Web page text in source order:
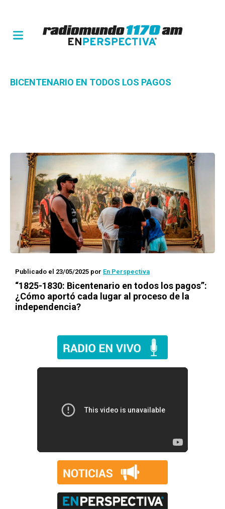
BICENTENARIO EN TODOS LOS PAGOS
Publicado el 23/05/2025 por En Perspectiva
“1825-1830: Bicentenario en todos los pagos”:
¿Cómo aportó cada lugar al proceso de la
independencia?